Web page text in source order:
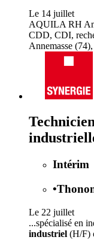
Le 14 juillet
AQUILA RH
CDD, CDI,
Annemasse
Intérim
•
Le 22 juillet
...spécialisé en
industriel (H/F)